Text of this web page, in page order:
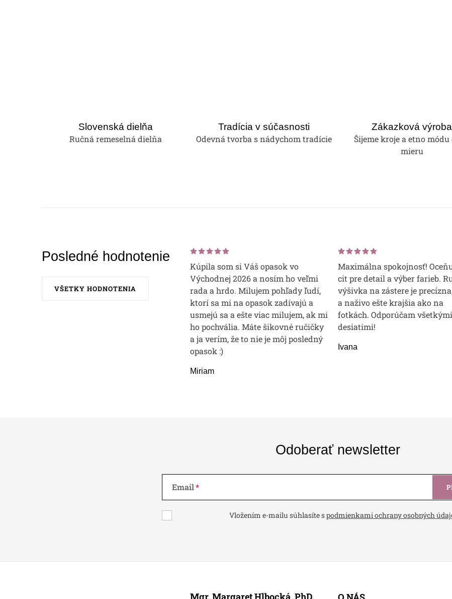
Slovenská dielňa
Ručná remeselná dielňa
Tradícia v súčasnosti
Odevná tvorba s nádychom tradície
Zákazková výroba
Šijeme kroje a etno módu
mieru
Posledné hodnotenie
VŠETKY HODNOTENIA
Kúpila som si Váš opasok vo
Východnej 2026 a nosím ho veľmi
rada a hrdo. Milujem pohľady ľudí,
ktorí sa mi na opasok zadívajú a
usmejú sa a ešte viac milujem, ak mi
ho pochvália. Máte šikovné ručičky
a ja verím, že to nie je môj posledný
opasok :)
Miriam
Maximálna spokojnosť!
cit pre detail a výber farieb.
výšivka na zástere je
a naživo ešte krajšia ako na
fotkách. Odporúčam všetkými
desiatimi!
Ivana
Odoberať newsletter
Email
Vložením e-mailu súhlasíte spodmienkami ochrany osobných